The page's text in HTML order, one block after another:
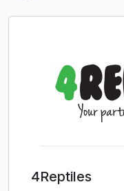
4Reptiles